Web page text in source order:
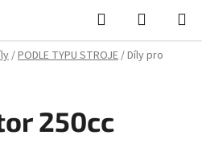
Hledat
KOŠÍK
/PODLE TYPU STROJE/Díly pro
250cc